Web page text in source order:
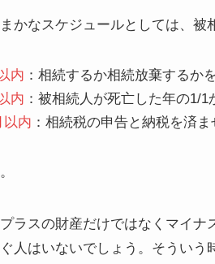
かなスケジュールとしては、被
内 ：相続するか相続放棄するか
内 ：被相続人が死亡した年の1/
以内 ：相続税の申告と納税を済ま
ラスの財産だけではなくマイナ
人はいないでしょう。そういう